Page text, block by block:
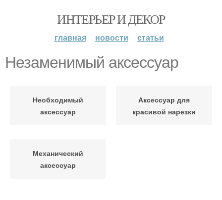
ИНТЕРЬЕР И ДЕКОР
главная новости статьи
Незаменимый аксессуар
Необходимый
аксессуар
Аксессуар для
красивой нарезки
Механический
аксессуар